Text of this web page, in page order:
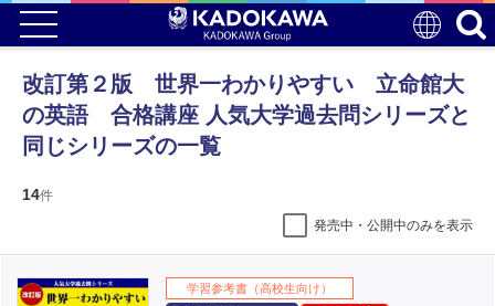
改訂第２版 世界一わかりやすい 立命館大
の英語 合格講座 人気大学過去問シリーズと
同じシリーズの一覧
14件
発売中・公開中のみを表示
学習参考書（高校生向け）